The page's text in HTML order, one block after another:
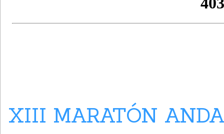
XIII MARATÓN